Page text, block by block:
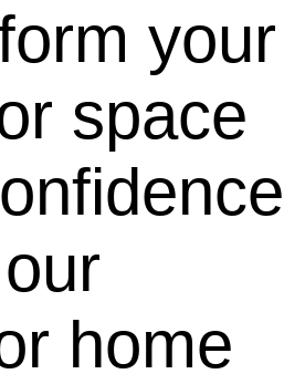
your
space
home